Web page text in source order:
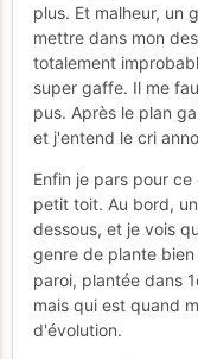
plus. Et malheur, un
mettre dans mon
totalement
super gaffe. Il me
pus. Après le plan
et j'entend le cri
Enfin je pars pour
petit toit. Au bord,
dessous, et je vois
genre de plante
paroi, plantée dans
mais qui est quand
d'évolution.